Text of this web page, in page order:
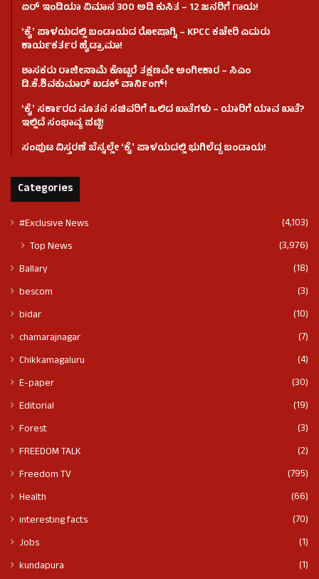
ಏರ್ ಇಂಡಿಯಾ ವಿಮಾನ 300 ಅಡಿ ಕುಸಿತ – 12 ಜನರಿಗೆ ಗಾಯ!
ʻಕೈʼ​ ಪಾಳಯದಲ್ಲಿ ಬಂಡಾಯದ ರೋಷಾಗ್ನಿ – KPCC ಕಚೇರಿ ಎದುರು
ಕಾರ್ಯಕರ್ತರ ಹೈಡ್ರಾಮಾ!
ಶಾಸಕರು ರಾಜೀನಾಮೆ ಕೊಟ್ಟರೆ ತಕ್ಷಣವೇ ಅಂಗೀಕಾರ – ಸಿಎಂ
ಡಿ.ಕೆ.ಶಿವಕುಮಾರ್ ಖಡಕ್ ವಾರ್ನಿಂಗ್!
ʻಕೈʼ ಸರ್ಕಾರದ ನೂತನ ಸಚಿವರಿಗೆ ಒಲಿದ ಖಾತೆಗಳು – ಯಾರಿಗೆ ಯಾವ ಖಾತೆ?
ಇಲ್ಲಿದೆ ಸಂಭಾವ್ಯ ಪಟ್ಟಿ!
ಸಂಪುಟ ವಿಸ್ತರಣೆ ಬೆನ್ನಲ್ಲೇ ʻಕೈʼ ಪಾಳಯದಲ್ಲಿ ಭುಗಿಲೆದ್ದ ಬಂಡಾಯ!
Categories
#Exclusive News (4,103)
Top News (3,976)
Ballary
(18)
bescom
(3)
bidar
(10)
chamarajnagar
(7)
Chikkamagaluru
(4)
E-paper
(30)
Editorial
(19)
Forest
(3)
FREEDOM TALK
(2)
Freedom TV
(795)
Health
(66)
interesting facts
(70)
Jobs
(1)
kundapura
(1)